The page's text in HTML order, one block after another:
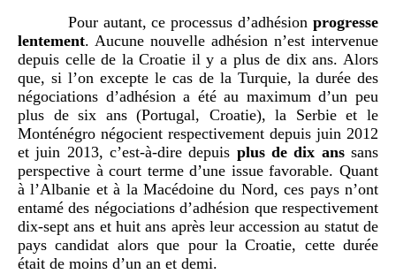
Pour autant, ce processus d’adhésion progresse
lentement. Aucune nouvelle adhésion n’est intervenue
depuis celle de la Croatie il y a plus de dix ans. Alors
que, si l’on excepte le cas de la Turquie, la durée des
négociations d’adhésion a été au maximum d’un peu
plus de six ans (Portugal, Croatie), la Serbie et le
Monténégro négocient respectivement depuis juin 2012
et juin 2013, c’est-à-dire depuis plus de dix ans sans
perspective à court terme d’une issue favorable. Quant
à l’Albanie et à la Macédoine du Nord, ces pays n’ont
entamé des négociations d’adhésion que respectivement
dix-sept ans et huit ans après leur accession au statut de
pays candidat alors que pour la Croatie, cette durée
était de moins d’un an et demi.